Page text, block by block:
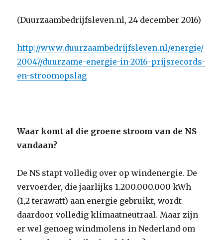
(Duurzaambedrijfsleven.nl, 24 december 2016)
http://www.duurzaambedrijfsleven.nl/energie/
20047/duurzame-energie-in-2016-prijsrecords-
en-stroomopslag
Waar komt al die groene stroom van de NS
vandaan?
De NS stapt volledig over op windenergie. De
vervoerder, die jaarlijks 1.200.000.000 kWh
(1,2 terawatt) aan energie gebruikt, wordt
daardoor volledig klimaatneutraal. Maar zijn
er wel genoeg windmolens in Nederland om